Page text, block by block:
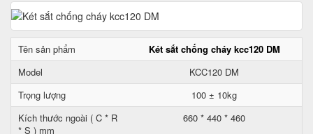
Tên sản phẩm
Két sắt chống cháy kcc120 DM
Model
KCC120 DM
Trọng lượng
100 ± 10kg
Kích thước ngoài ( C * R
* S ) mm
660 * 440 * 460